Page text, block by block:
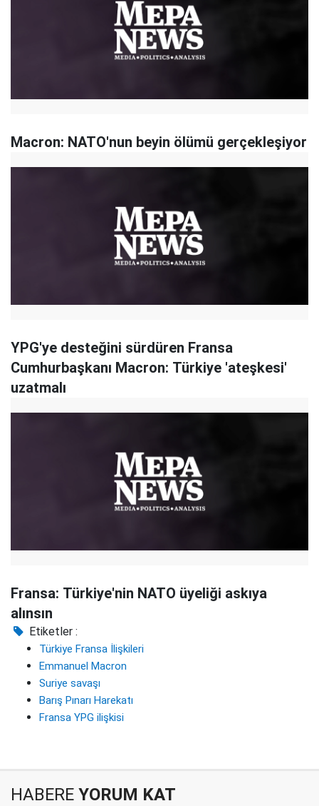
Macron: NATO'nun beyin ölümü gerçekleşiyor
YPG'ye desteğini sürdüren Fransa
Cumhurbaşkanı Macron: Türkiye 'ateşkesi'
uzatmalı
Fransa: Türkiye'nin NATO üyeliği askıya
alınsın
Etiketler :
Türkiye Fransa İlişkileri
Emmanuel Macron
Suriye savaşı
Barış Pınarı Harekatı
Fransa YPG ilişkisi
HABERE YORUM KAT